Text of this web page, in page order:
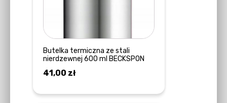
Butelka termiczna ze stali
nierdzewnej 600 ml BECKSPON
41,00 zł